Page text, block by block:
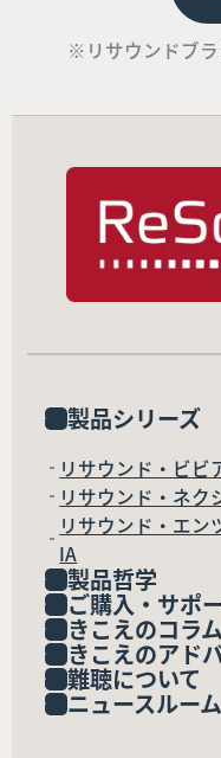
※リサウンドブラ
製品シリーズ
リサウンド・ビビ
リサウンド・ネク
リサウンド・エン
IA
製品哲学
ご購入・サポ
きこえのコラム
きこえのアド
難聴について
ニュースルーム